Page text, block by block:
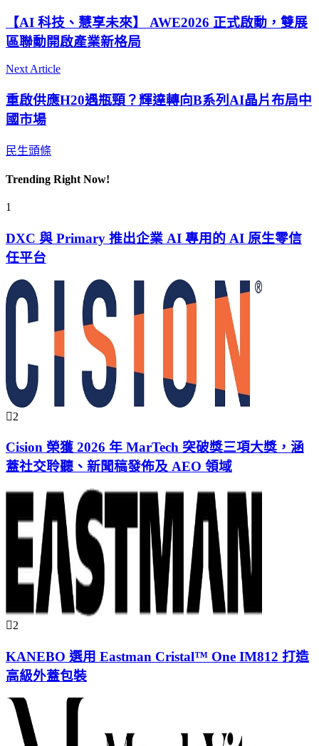
【AI 科技、慧享未來】 AWE2026 正式啟動，雙展
區聯動開啟產業新格局
Next Article
重啟供應H20遇瓶頸？輝達轉向B系列AI晶片布局中
國市場
民生頭條
Trending Right Now!
1
DXC 與 Primary 推出企業 AI 專用的 AI 原生零信
任平台
2
Cision 榮獲 2026 年 MarTech 突破獎三項大獎，涵
蓋社交聆聽、新聞稿發佈及 AEO 領域
2
KANEBO 選用 Eastman Cristal™ One IM812 打造
高級外蓋包裝